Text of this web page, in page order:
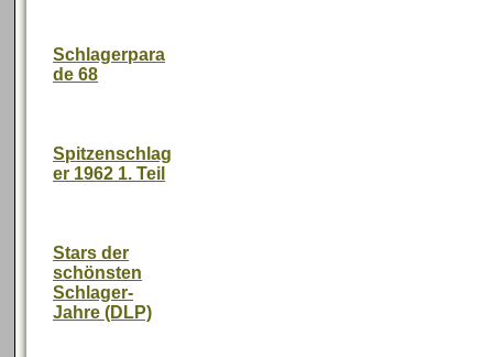
Schlagerpara
de 68
Spitzenschlag
er 1962 1. Teil
Stars der
schönsten
Schlager-
Jahre (DLP)